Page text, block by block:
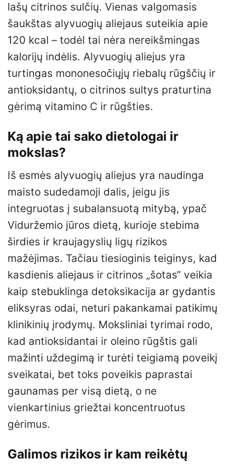
lašų citrinos sulčių. Vienas valgomasis
šaukštas alyvuogių aliejaus suteikia apie
120 kcal – todėl tai nėra nereikšmingas
kalorijų indėlis. Alyvuogių aliejus yra
turtingas mononesočiųjų riebalų rūgščių ir
antioksidantų, o citrinos sultys praturtina
gėrimą vitamino C ir rūgšties.
Ką apie tai sako dietologai ir
mokslas?
Iš esmės alyvuogių aliejus yra naudinga
maisto sudedamoji dalis, jeigu jis
integruotas į subalansuotą mitybą, ypač
Viduržemio jūros dietą, kurioje stebima
širdies ir kraujagyslių ligų rizikos
mažėjimas. Tačiau tiesioginis teiginys, kad
kasdienis aliejaus ir citrinos „šotas“ veikia
kaip stebuklinga detoksikacija ar gydantis
eliksyras odai, neturi pakankamai patikimų
klinikinių įrodymų. Moksliniai tyrimai rodo,
kad antioksidantai ir oleino rūgštis gali
mažinti uždegimą ir turėti teigiamą poveikį
sveikatai, bet toks poveikis paprastai
gaunamas per visą dietą, o ne
vienkartinius griežtai koncentruotus
gėrimus.
Galimos rizikos ir kam reikėtų